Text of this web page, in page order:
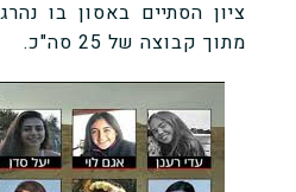
מתוך קבוצה של 25 סה"כ.